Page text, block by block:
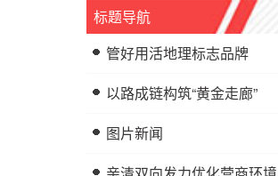
标题导航
管好用活地理标志品牌
以路成链构筑“黄金走廊”
图片新闻